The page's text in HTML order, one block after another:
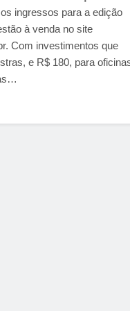
ingressos para a edição
à venda no site
Com investimentos que
e R$ 180, para